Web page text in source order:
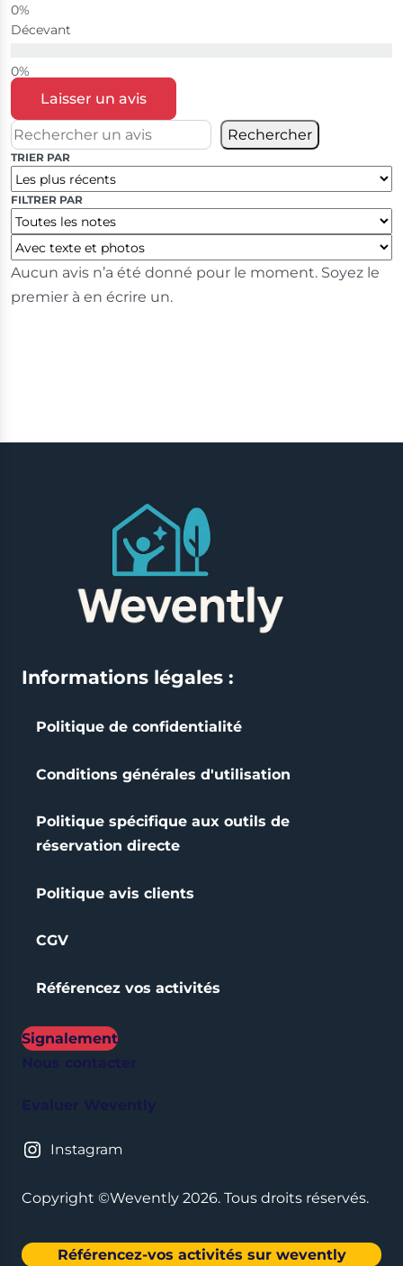
Décevant
Laisser un avis
Rechercher
TRIER PAR
FILTRER PAR
Aucun avis n’a été donné pour le moment. Soyez le
premier à en écrire un.
Informations légales :
Politique de confidentialité
Conditions générales d'utilisation
Politique spécifique aux outils de
réservation directe
Politique avis clients
CGV
Référencez vos activités
Signalement
Instagram
Copyright ©Wevently 2026. Tous droits réservés.
Référencez-vos activités sur wevently